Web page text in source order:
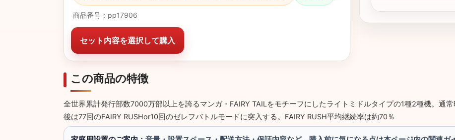
商品番号：pp17906
セット内容を選択して購入
この商品の特徴
全世界累計発行部数7000万部以上を誇るマンガ・FAIRY TAILをモチーフにしたライトミドルタイプの1種2種機。通
後は77回のFAIRY RUSHor10回のゼレフバトルモードに突入する。FAIRY RUSH平均継続率は約70％